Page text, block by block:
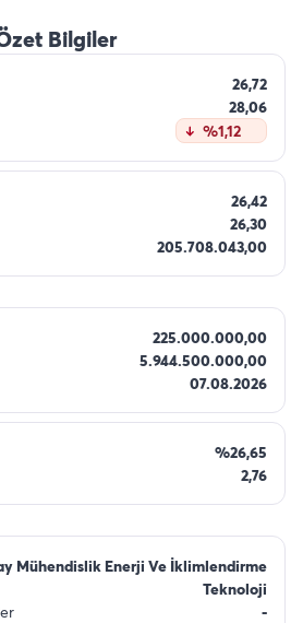
Bilgiler
26,72
28,06
%1,12
26,42
26,30
205.708.043,00
225.000.000,00
5.944.500.000,00
07.08.2026
%26,65
2,76
Mühendislik Enerji Ve İklimlendirme
Teknoloji
-